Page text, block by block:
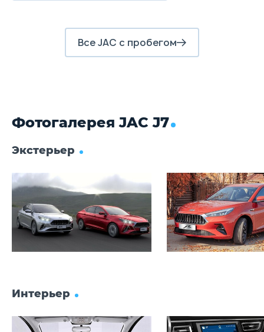
Все JAC с пробегом
Фотогалерея JAC J7
Экстерьер
Интерьер